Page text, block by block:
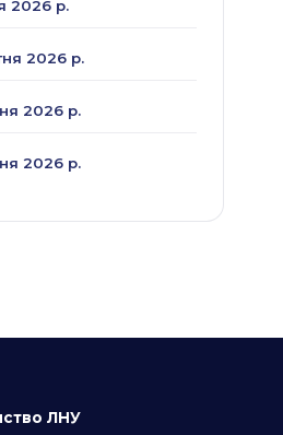
2026 р.
2026 р.
2026 р.
2026 р.
ЛНУ